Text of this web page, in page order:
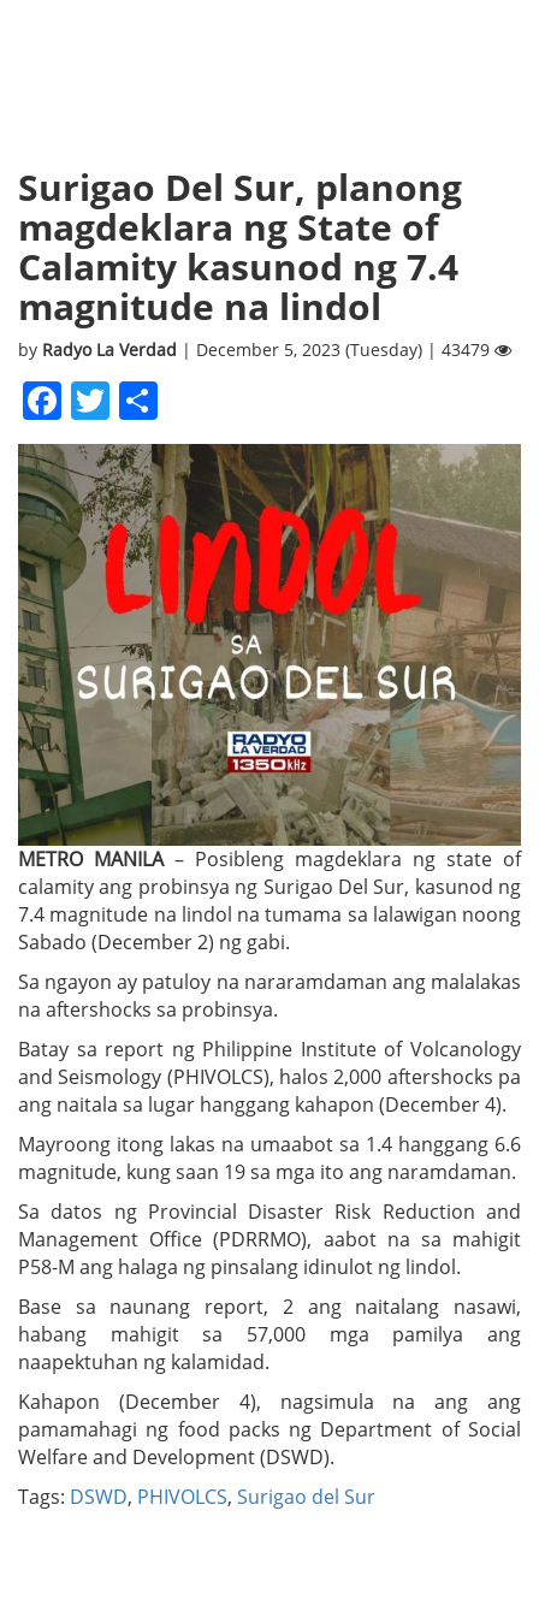
Surigao Del Sur, planong
magdeklara ng State of
Calamity kasunod ng 7.4
magnitude na lindol
by Radyo La Verdad | December 5, 2023 (Tuesday) | 43479
Facebook
Twitter
METRO MANILA – Posibleng magdeklara ng state of
calamity ang probinsya ng Surigao Del Sur, kasunod ng
7.4 magnitude na lindol na tumama sa lalawigan noong
Sabado (December 2) ng gabi.
Sa ngayon ay patuloy na nararamdaman ang malalakas
na aftershocks sa probinsya.
Batay sa report ng Philippine Institute of Volcanology
and Seismology (PHIVOLCS), halos 2,000 aftershocks pa
ang naitala sa lugar hanggang kahapon (December 4).
Mayroong itong lakas na umaabot sa 1.4 hanggang 6.6
magnitude, kung saan 19 sa mga ito ang naramdaman.
Sa datos ng Provincial Disaster Risk Reduction and
Management Office (PDRRMO), aabot na sa mahigit
P58-M ang halaga ng pinsalang idinulot ng lindol.
Base sa naunang report, 2 ang naitalang nasawi,
habang mahigit sa 57,000 mga pamilya ang
naapektuhan ng kalamidad.
Kahapon (December 4), nagsimula na ang ang
pamamahagi ng food packs ng Department of Social
Welfare and Development (DSWD).
Tags: DSWD, PHIVOLCS, Surigao del Sur